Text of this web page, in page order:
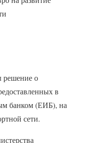
решение о
в
банком (ЕИБ), на
сети.